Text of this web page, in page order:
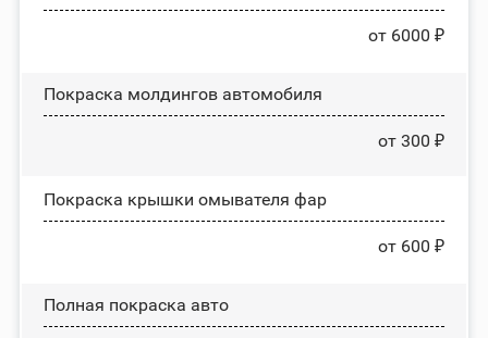
от 6000 ₽
Покраска молдингов автомобиля
от 300 ₽
Покраска крышки омывателя фар
от 600 ₽
Полная покраска авто